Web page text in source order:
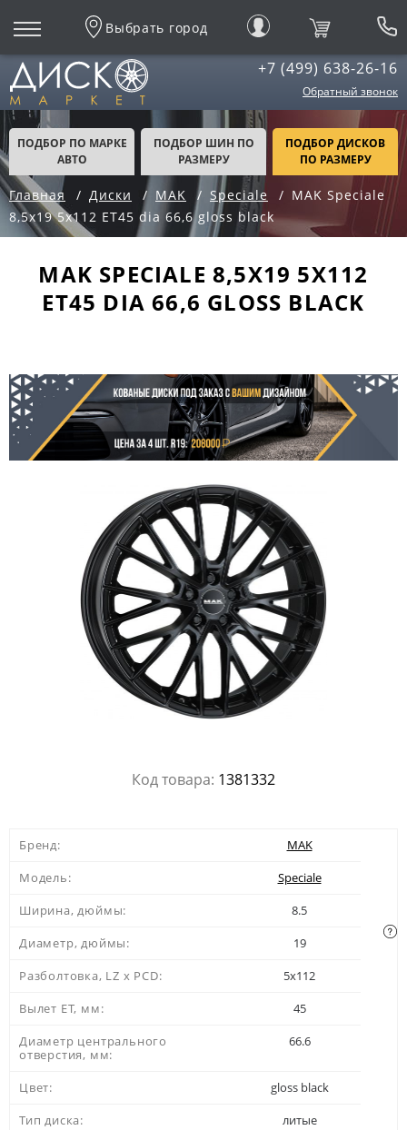
Выбрать город
+7 (499) 638-26-16
Обратный звонок
ПОДБОР ПО МАРКЕ
АВТО
ПОДБОР ШИН ПО
РАЗМЕРУ
ПОДБОР ДИСКОВ
ПО РАЗМЕРУ
Главная Диски MAK Speciale
MAK Speciale
8,5x19 5x112 ET45 dia 66,6 gloss black
MAK SPECIALE 8,5X19 5X112
ET45 DIA 66,6 GLOSS BLACK
Код товара: 1381332
Бренд:
MAK
Модель:
Speciale
Ширина, дюймы:
8.5
Диаметр, дюймы:
19
Разболтовка, LZ x PCD:
5x112
Вылет ЕТ, мм:
45
Диаметр центрального
отверстия, мм:
66.6
Цвет:
gloss black
Тип диска:
литые